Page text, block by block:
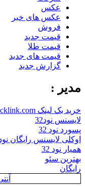
عکس
عکس های خبر
فروش
قیمت جدید
قیمت طلا
قیمت های جدید
گزارش جدید
مدیر :
خرید بک لینک behtarinbacklink.com
لایسنس نود32
پسورد نود 32
اوکلی لایسنس رایگان نود
همیار نود 32
بهترین سئو
رایگان